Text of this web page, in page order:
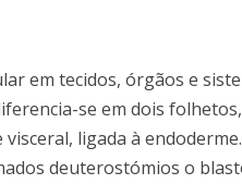
em tecidos, órgãos e
se em dois
ligada à
deuterostómios o